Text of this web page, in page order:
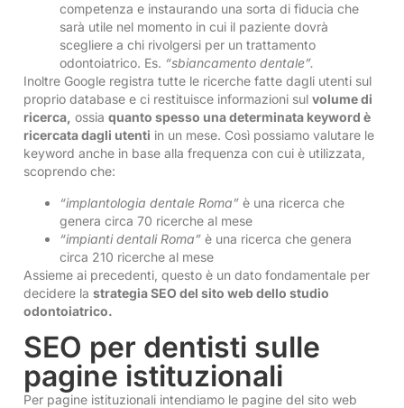
competenza e instaurando una sorta di fiducia che
sarà utile nel momento in cui il paziente dovrà
scegliere a chi rivolgersi per un trattamento
odontoiatrico. Es. “sbiancamento dentale”.
Inoltre Google registra tutte le ricerche fatte dagli utenti sul
proprio database e ci restituisce informazioni sul volume di
ricerca, ossia quanto spesso una determinata keyword è
ricercata dagli utenti in un mese. Così possiamo valutare le
keyword anche in base alla frequenza con cui è utilizzata,
scoprendo che:
“implantologia dentale Roma” è una ricerca che
genera circa 70 ricerche al mese
“impianti dentali Roma” è una ricerca che genera
circa 210 ricerche al mese
Assieme ai precedenti, questo è un dato fondamentale per
decidere la strategia SEO del sito web dello studio
odontoiatrico.
SEO per dentisti sulle
pagine istituzionali
Per pagine istituzionali intendiamo le pagine del sito web